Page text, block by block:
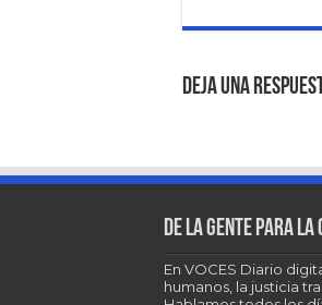
Deja una
De la gente para la
En VOCES Diario
humanos, la justicia